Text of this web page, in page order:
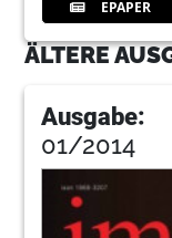
EPAPER
ÄLTERE
Ausgabe:
01/2014